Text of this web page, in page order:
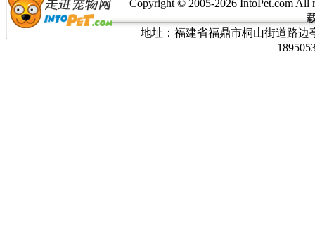
Copyright © 2005-2026 IntoPet.com
地址：福建省福鼎市桐山街道路边